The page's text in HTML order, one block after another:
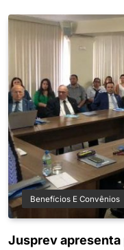
Benefícios E Convênios
Jusprev apresenta